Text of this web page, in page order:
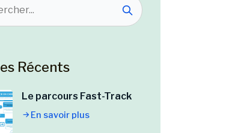
Récents
Le parcours Fast-Track
En savoir plus